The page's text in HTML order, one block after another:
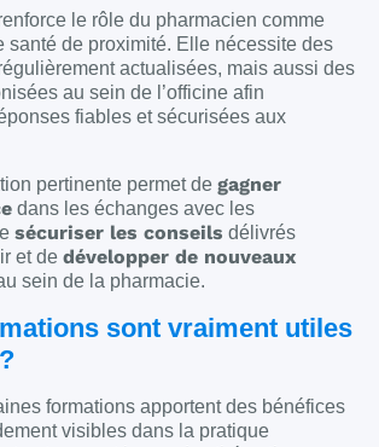
le rôle du pharmacien comme
santé de proximité. Elle nécessite des
actualisées, mais aussi des
au sein de l’officine afin
fiables et sécurisées aux
pertinente permet de gagner
dans les échanges avec les
sécuriser les conseils délivrés
et de développer de nouveaux
sein de la pharmacie.
sont vraiment utiles
formations apportent des bénéfices
visibles dans la pratique